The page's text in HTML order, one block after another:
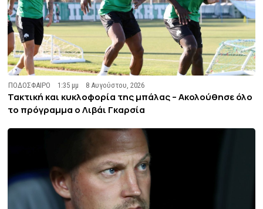
ΠΟΔΟΣΦΑΙΡΟ 1:35 μμ 8 Αυγούστου, 2026
Τακτική και κυκλοφορία της μπάλας – Ακολούθησε όλο
το πρόγραμμα ο Λιβάι Γκαρσία